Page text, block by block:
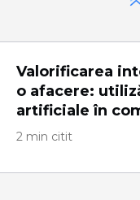
Valorificarea
o afacere:
artificiale în
2 min citit